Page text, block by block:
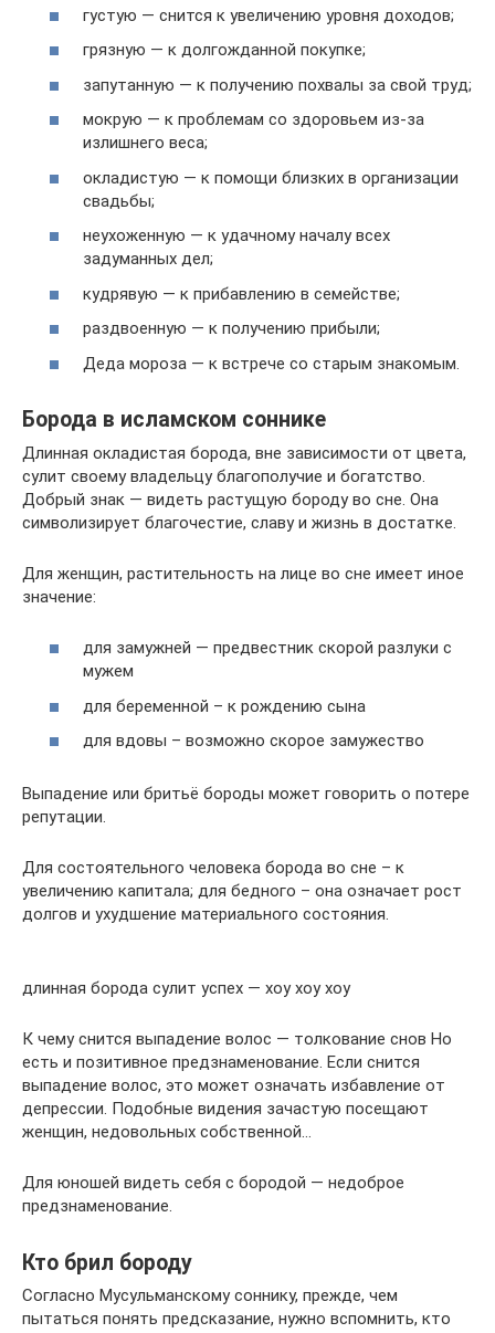
густую — снится к увеличению уровня доходов;
грязную — к долгожданной покупке;
запутанную — к получению похвалы за свой труд;
мокрую — к проблемам со здоровьем из-за
излишнего веса;
окладистую — к помощи близких в организации
свадьбы;
неухоженную — к удачному началу всех
задуманных дел;
кудрявую — к прибавлению в семействе;
раздвоенную — к получению прибыли;
Деда мороза — к встрече со старым знакомым.
Борода в исламском соннике
Длинная окладистая борода, вне зависимости от цвета,
сулит своему владельцу благополучие и богатство.
Добрый знак — видеть растущую бороду во сне. Она
символизирует благочестие, славу и жизнь в достатке.
Для женщин, растительность на лице во сне имеет иное
значение:
для замужней — предвестник скорой разлуки с
мужем
для беременной – к рождению сына
для вдовы – возможно скорое замужество
Выпадение или бритьё бороды может говорить о потере
репутации.
Для состоятельного человека борода во сне – к
увеличению капитала; для бедного – она означает рост
долгов и ухудшение материального состояния.
длинная борода сулит успех — хоу хоу хоу
К чему снится выпадение волос — толкование снов Но
есть и позитивное предзнаменование. Если снится
выпадение волос, это может означать избавление от
депрессии. Подобные видения зачастую посещают
женщин, недовольных собственной…
Для юношей видеть себя с бородой — недоброе
предзнаменование.
Кто брил бороду
Согласно Мусульманскому соннику, прежде, чем
пытаться понять предсказание, нужно вспомнить, кто